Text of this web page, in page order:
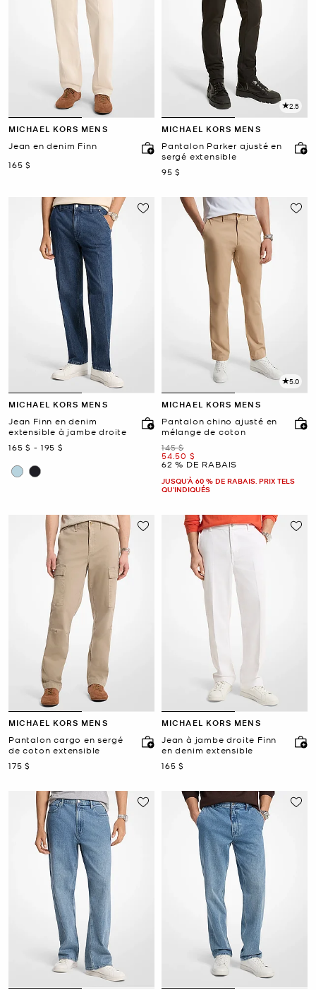
MICHAEL KORS MENS
Jean en denim Finn
maintenant
165 $
2.5
MICHAEL KORS MENS
Pantalon Parker ajusté en
sergé extensible
maintenant
95 $
MICHAEL KORS MENS
Jean Finn en denim
extensible à jambe droite
maintenant
165 $ -
to maintenant
195 $
5.0
MICHAEL KORS MENS
Pantalon chino ajusté en
mélange de coton
était
145 $
maintenant
54.50 $
62 % DE RABAIS
JUSQU’À 60 % DE RABAIS. PRIX TELS
QU'INDIQUÉS
MICHAEL KORS MENS
Pantalon cargo en sergé
de coton extensible
maintenant
175 $
MICHAEL KORS MENS
Jean à jambe droite Finn
en denim extensible
maintenant
165 $